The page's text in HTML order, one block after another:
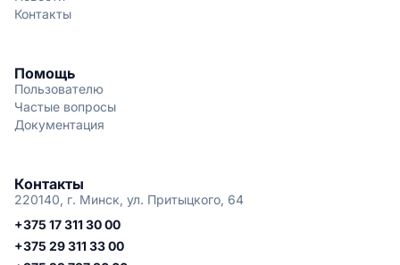
Контакты
Помощь
Пользователю
Частые вопросы
Документация
Контакты
220140, г. Минск, ул. Притыцкого, 64
+375 17 311 30 00
+375 29 311 33 00